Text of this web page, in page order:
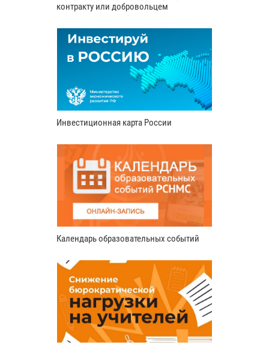
контракту или добровольцем
Инвестиционная карта России
Календарь образовательных событий